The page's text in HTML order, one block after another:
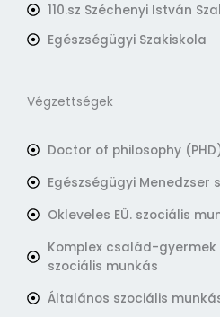
110.sz Széchenyi István
Egészségügyi Szakiskola
Végzettségek
Doctor of philosophy
Egészségügyi Menedzser
Okleveles EÜ. szociális
Komplex család-
szociális munkás
Általános szociális